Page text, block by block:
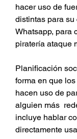
hacer uso de
distintas para su
Whatsapp, para
piratería ataque
Planificación
forma en que
hacen uso de
alguien más
incluye hablar
directamente